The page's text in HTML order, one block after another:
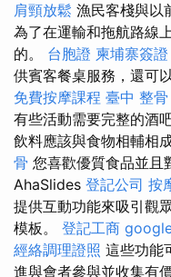
肩頸放鬆 漁民客棧與以
為了在運輸和拖航路線
的。 台胞證 柬埔寨簽證
供賓客餐桌服務，還可
免費按摩課程 臺中 整
有些活動需要完整的酒
飲料應該與食物相輔相
骨 您喜歡優質食品並且
AhaSlides 登記公司 按
提供互動功能來吸引觀
模板。 登記工商
經絡調理證照 這些功能
進與會者參與並收集有